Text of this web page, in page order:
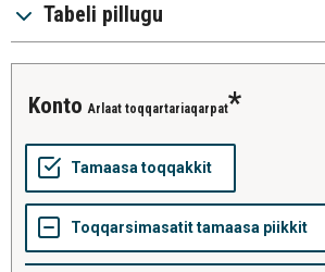
Tabeli pillugu
konto Arlaat toqqartariaqarpat